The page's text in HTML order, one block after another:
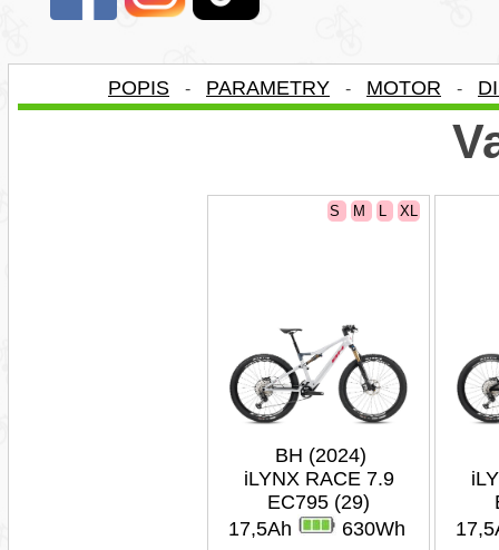
POPIS - PARAMETRY - MOTOR -
S M L XL
BH (2024)
iLYNX RACE 7.9
EC795 (29)
17,5Ah
630Wh